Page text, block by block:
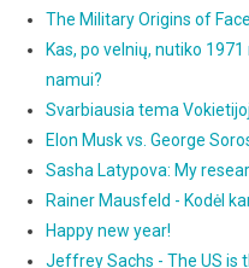
The Military Origins of
Kas, po velnių, nutiko
namui?
Svarbiausia tema
Elon Musk vs. George
Sasha Latypova: My
Rainer Mausfeld - Kodėl
Happy new year!
Jeffrey Sachs - The US is